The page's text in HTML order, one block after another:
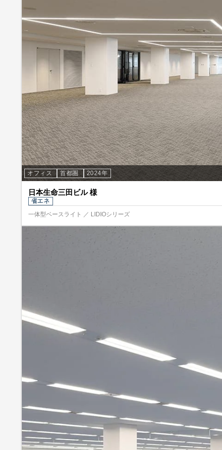
オフィス 首都圏 2024年
日本生命三田ビル 様
省エネ
一体型ベースライト ／ LIDIOシリーズ